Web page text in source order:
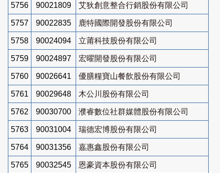
5756 90021809 艾狄創意整合行銷股份有限公司
5757 90022835 鹿特國際開發股份有限公司
5758 90024094 立莆科技股份有限公司
5759 90024897 宏曜開發股份有限公司
5760 90026641 優膳糧寶山餐飲股份有限公司
5761 90029648 木公川股份有限公司
5762 90030700 濮睿數位社群媒體股份有限公司
5763 90031004 瑞德宏博股份有限公司
5764 90031356 嘉惠鑫股份有限公司
5765 90032545 恩豪資本股份有限公司